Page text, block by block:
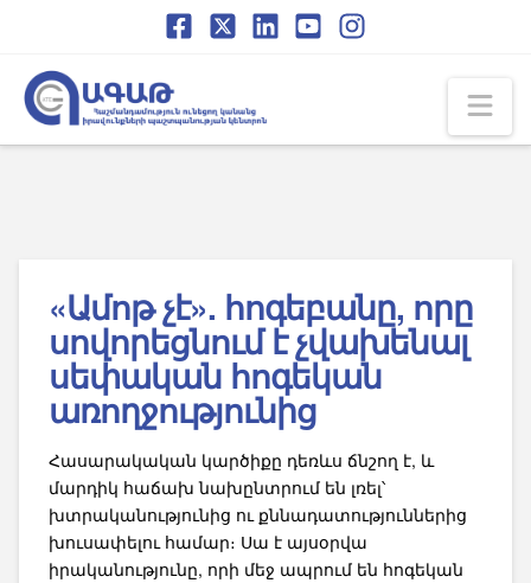
Content
navigation
«Ամոթ չէ». հոգեբանը, որը
սովորեցնում է չվախենալ
սեփական հոգեկան
առողջությունից
Հասարակական կարծիքը դեռևս ճնշող է, և
մարդիկ հաճախ նախընտրում են լռել՝
խտրականությունից ու քննադատություններից
խուսափելու համար։ Սա է այսօրվա
իրականությունը, որի մեջ ապրում են հոգեկան